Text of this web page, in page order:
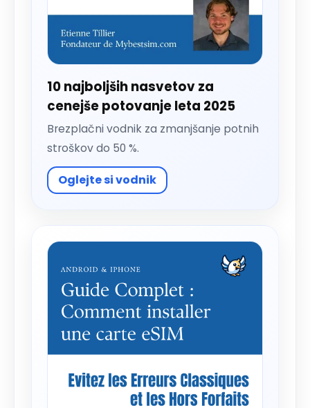
10 najboljših nasvetov za
cenejše potovanje leta 2025
Brezplačni vodnik za zmanjšanje potnih
stroškov do 50 %.
Oglejte si vodnik